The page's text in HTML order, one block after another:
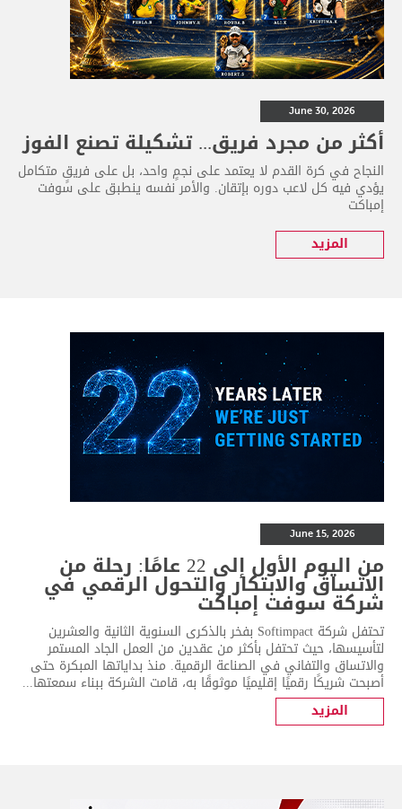
June 30, 2026
أكثر من مجرد فريق... تشكيلة تصنع الفوز
النجاح في كرة القدم لا يعتمد على نجمٍ واحد، بل على فريقٍ متكامل
يؤدي فيه كل لاعب دوره بإتقان. والأمر نفسه ينطبق على سوفت
إمباكت
المزيد
June 15, 2026
من اليوم الأول إلى 22 عامًا: رحلة من
الاتساق والابتكار والتحول الرقمي في
شركة سوفت إمباكت
تحتفل شركة Softimpact بفخر بالذكرى السنوية الثانية والعشرين
لتأسيسها، حيث تحتفل بأكثر من عقدين من العمل الجاد المستمر
والاتساق والتفاني في الصناعة الرقمية. منذ بداياتها المبكرة حتى
أصبحت شريكًا رقميًا إقليميًا موثوقًا به، قامت الشركة ببناء سمعتها...
المزيد